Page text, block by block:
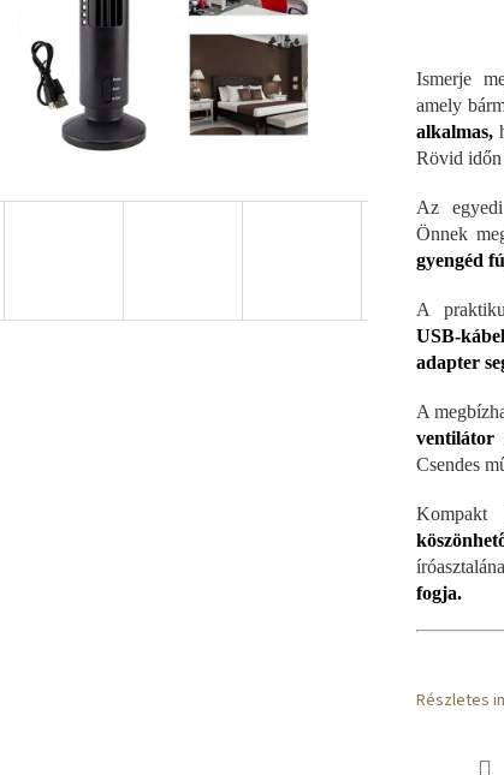
Ismerje
amely
alkalmas,
Rövid
Az
Önnek
gyengéd
A
USB-
adapter
A
Csendes
fogja.
Részletes